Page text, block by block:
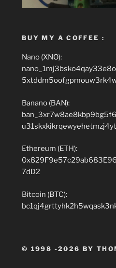
BUY MY A COFFEE :
Nano (XNO):
Banano (BAN):
u31skxkikrqewyehetmzj4yt
Ethereum (ETH):
7dD2
Bitcoin (BTC):
© 1998 -2026 BY